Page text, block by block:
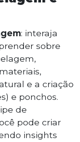
: interaja
sobre
e a criação
e ponchos.
de
pode criar
insights